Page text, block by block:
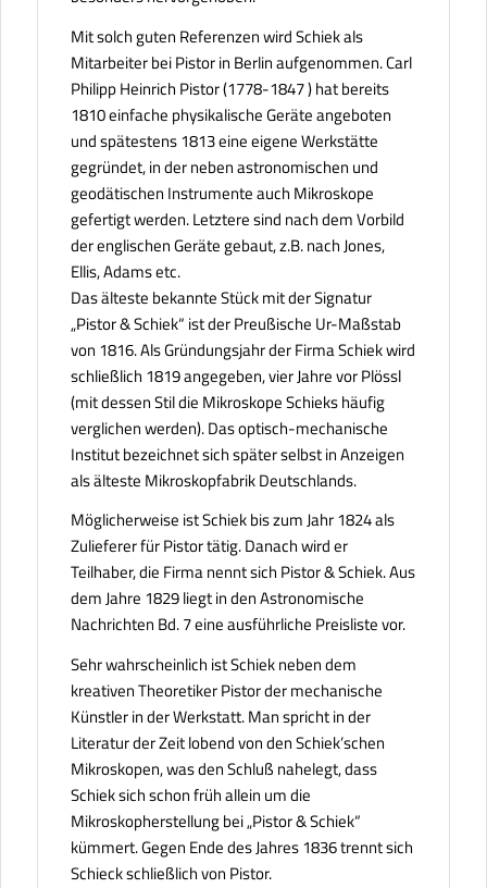
Mit solch guten Referenzen wird Schiek als
Mitarbeiter bei Pistor in Berlin aufgenommen. Carl
Philipp Heinrich Pistor (1778-1847 ) hat bereits
1810 einfache physikalische Geräte angeboten
und spätestens 1813 eine eigene Werkstätte
gegründet, in der neben astronomischen und
geodätischen Instrumente auch Mikroskope
gefertigt werden. Letztere sind nach dem Vorbild
der englischen Geräte gebaut, z.B. nach Jones,
Ellis, Adams etc.
Das älteste bekannte Stück mit der Signatur
„Pistor & Schiek“ ist der Preußische Ur-Maßstab
von 1816. Als Gründungsjahr der Firma Schiek wird
schließlich 1819 angegeben, vier Jahre vor Plössl
(mit dessen Stil die Mikroskope Schieks häufig
verglichen werden). Das optisch-mechanische
Institut bezeichnet sich später selbst in Anzeigen
als älteste Mikroskopfabrik Deutschlands.
Möglicherweise ist Schiek bis zum Jahr 1824 als
Zulieferer für Pistor tätig. Danach wird er
Teilhaber, die Firma nennt sich Pistor & Schiek. Aus
dem Jahre 1829 liegt in den Astronomische
Nachrichten Bd. 7 eine ausführliche Preisliste vor.
Sehr wahrscheinlich ist Schiek neben dem
kreativen Theoretiker Pistor der mechanische
Künstler in der Werkstatt. Man spricht in der
Literatur der Zeit lobend von den Schiek’schen
Mikroskopen, was den Schluß nahelegt, dass
Schiek sich schon früh allein um die
Mikroskopherstellung bei „Pistor & Schiek“
kümmert. Gegen Ende des Jahres 1836 trennt sich
Schieck schließlich von Pistor.